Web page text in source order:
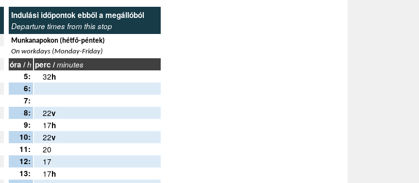
Indulási időpontok ebből a megállóból
Departure times from this stop
Munkanapokon (hétfő-péntek)
On workdays (Monday-Friday)
óra /h perc /minutes
5: 32h
6:
7:
8:
22v
9:
17h
10:
22v
11:
20
12:
17
13:
17h